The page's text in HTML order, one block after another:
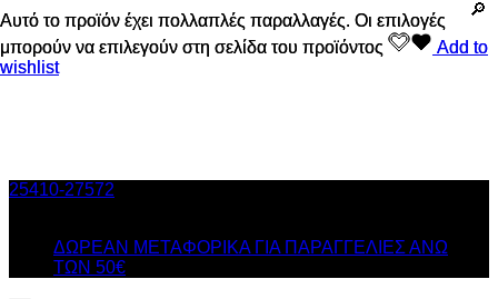
25410-27572
ΔΩΡΕΑΝ ΜΕΤΑΦΟΡΙΚΑ ΓΙΑ ΠΑΡΑΓΓΕΛΙΕΣ ΑΝΩ
ΤΩΝ 50€
Αυτό το προϊόν έχει πολλαπλές παραλλαγές. Οι επιλογές
μπορούν να επιλεγούν στη σελίδα του προϊόντος
Add to
wishlist
Αυτό το προϊόν έχει πολλαπλές παραλλαγές. Οι επιλογές
μπορούν να επιλεγούν στη σελίδα του προϊόντος
Add to
wishlist